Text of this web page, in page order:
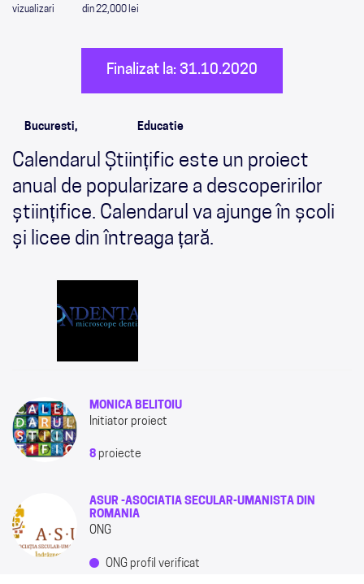
vizualizari din 22,000 lei
Finalizat la: 31.10.2020
Bucuresti, Educatie
Calendarul Științific este un proiect
anual de popularizare a descoperirilor
științifice. Calendarul va ajunge în școli
și licee din întreaga țară.
MONICA BELITOIU
Initiator proiect
8 proiecte
ASUR -ASOCIATIA SECULAR-UMANISTA DIN
ROMANIA
ONG
ONG profil verificat